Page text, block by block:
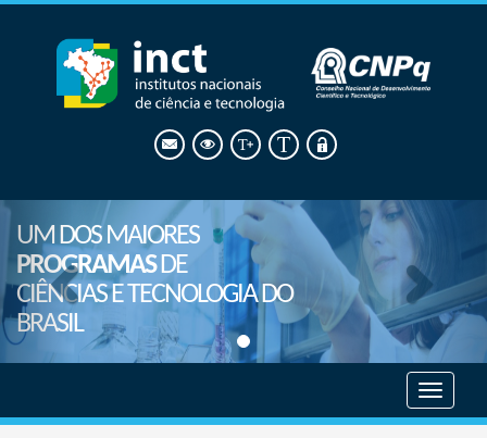
UM DOS MAIORES
PROGRAMASDE
CIÊNCIAS E TECNOLOGIA DO
BRASIL
menu